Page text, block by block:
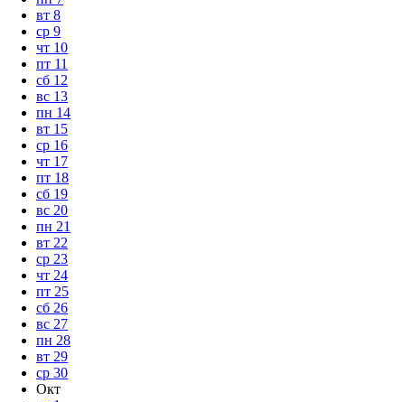
вт 8
ср 9
чт 10
пт 11
сб 12
вс 13
пн 14
вт 15
ср 16
чт 17
пт 18
сб 19
вс 20
пн 21
вт 22
ср 23
чт 24
пт 25
сб 26
вс 27
пн 28
вт 29
ср 30
Окт